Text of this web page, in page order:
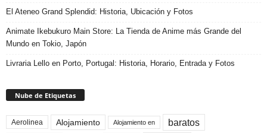
El Ateneo Grand Splendid: Historia, Ubicación y Fotos
Animate Ikebukuro Main Store: La Tienda de Anime más Grande del
Mundo en Tokio, Japón
Livraria Lello en Porto, Portugal: Historia, Horario, Entrada y Fotos
Nube de Etiquetas
Aerolinea Alojamiento Alojamiento en baratos